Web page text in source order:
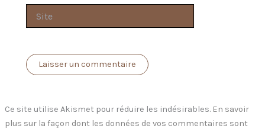
Ce site utilise Akismet pour réduire les indésirables. En savoir
plus sur la façon dont les données de vos commentaires sont